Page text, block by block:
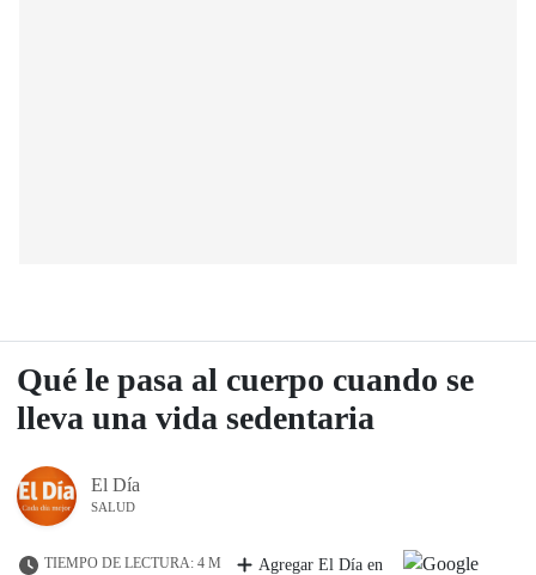
Qué le pasa al cuerpo cuando se
lleva una vida sedentaria
El Día
SALUD
TIEMPO DE LECTURA: 4 M Agregar El Día en